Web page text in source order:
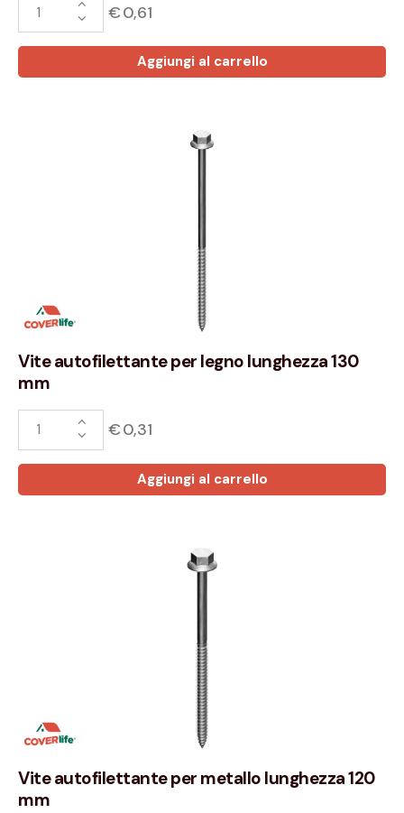
€0,61
Aggiungi al carrello
Vite autofilettante per legno lunghezza 130
mm
€0,31
Aggiungi al carrello
Vite autofilettante per metallo lunghezza 120
mm